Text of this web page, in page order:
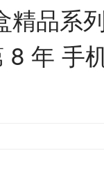
精品系
8 年 手